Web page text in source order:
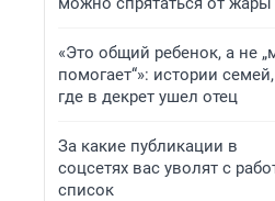
«Это общий ребенок, а не
помогает“»: истории семей,
где в декрет ушел отец
За какие публикации в
соцсетях вас уволят с
список